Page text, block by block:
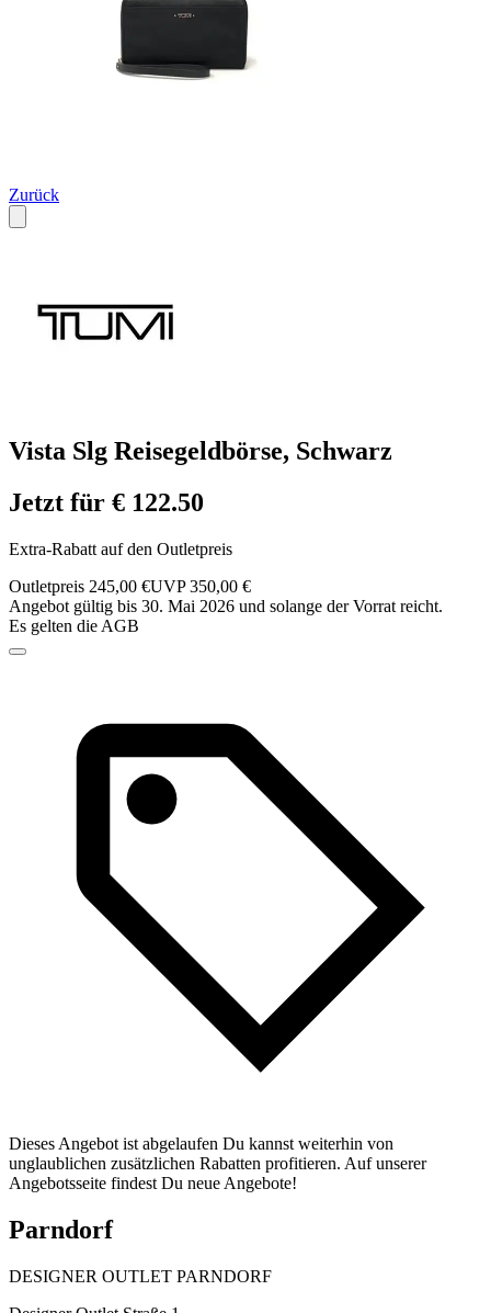
Zurück
Vista Slg Reisegeldbörse, Schwarz
Jetzt für € 122.50
Extra-Rabatt auf den Outletpreis
Outletpreis 245,00 €UVP 350,00 €
Angebot gültig bis 30. Mai 2026 und solange der Vorrat reicht.
Es gelten die AGB
Dieses Angebot ist abgelaufen Du kannst weiterhin von
unglaublichen zusätzlichen Rabatten profitieren. Auf unserer
Angebotsseite findest Du neue Angebote!
Parndorf
DESIGNER OUTLET PARNDORF